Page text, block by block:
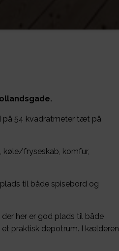
på 54 kvadratmeter tæt på
køle/fryseskab, komfur,
til både spisebord og
her er god plads til både
praktisk depotrum. I kælderen